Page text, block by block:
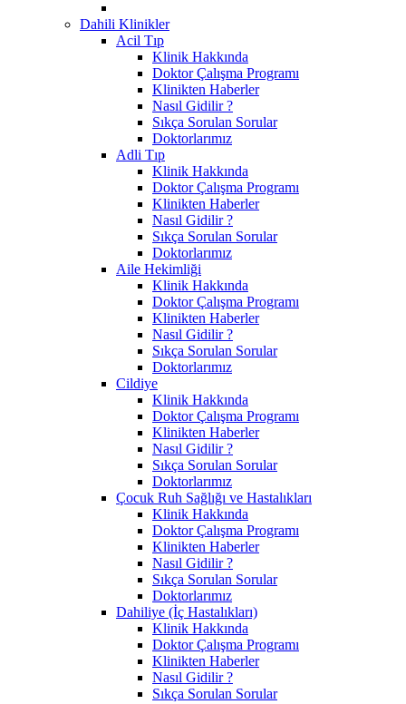
Dahili Klinikler
Acil Tıp
Klinik Hakkında
Doktor Çalışma Programı
Klinikten Haberler
Nasıl Gidilir ?
Sıkça Sorulan Sorular
Doktorlarımız
Adli Tıp
Klinik Hakkında
Doktor Çalışma Programı
Klinikten Haberler
Nasıl Gidilir ?
Sıkça Sorulan Sorular
Doktorlarımız
Aile Hekimliği
Klinik Hakkında
Doktor Çalışma Programı
Klinikten Haberler
Nasıl Gidilir ?
Sıkça Sorulan Sorular
Doktorlarımız
Cildiye
Klinik Hakkında
Doktor Çalışma Programı
Klinikten Haberler
Nasıl Gidilir ?
Sıkça Sorulan Sorular
Doktorlarımız
Çocuk Ruh Sağlığı ve Hastalıkları
Klinik Hakkında
Doktor Çalışma Programı
Klinikten Haberler
Nasıl Gidilir ?
Sıkça Sorulan Sorular
Doktorlarımız
Dahiliye (İç Hastalıkları)
Klinik Hakkında
Doktor Çalışma Programı
Klinikten Haberler
Nasıl Gidilir ?
Sıkça Sorulan Sorular